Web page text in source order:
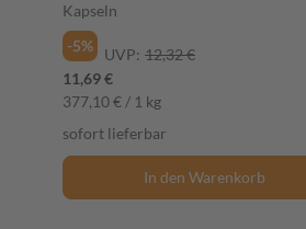
Kapseln
-5%
UVP: 12,32 €
11,69 €
377,10 € / 1 kg
sofort lieferbar
In den Warenkorb